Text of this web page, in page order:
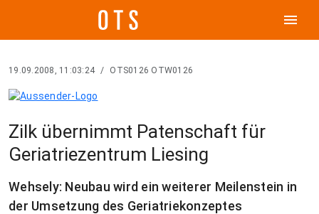
menu
19.09.2008, 11:03:24 / OTS0126 OTW0126
Zilk übernimmt Patenschaft für
Geriatriezentrum Liesing
Wehsely: Neubau wird ein weiterer Meilenstein in
der Umsetzung des Geriatriekonzeptes